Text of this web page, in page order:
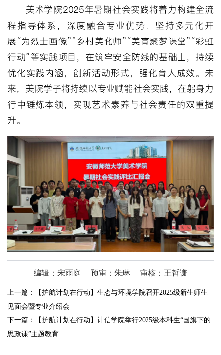
美术学院2025年暑期社会实践将着力构建全流
程指导体系，深度融合专业优势，坚持多元化开
展“为烈士画像”“乡村美化师”“美育聚梦课堂”“彩虹
行动”等实践项目，在筑牢安全防线的基础上，持续
优化实践内涵，创新活动形式，强化育人成效。未
来，美院学子将持续以专业赋能社会实践，在躬身力
行中锤炼本领，实现艺术素养与社会责任的双重提
升。
编辑：宋雨庭 预审：朱琳 审核：王哲谦
上一篇：
【护航计划在行动】生态与环境学院召开2025级新生师生
见面会暨专业介绍会
下一篇：
【护航计划在行动】计信学院举行2025级本科生“国旗下的
思政课”主题教育